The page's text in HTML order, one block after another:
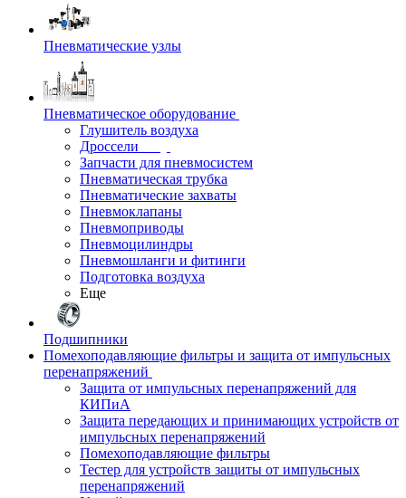
Пневматические узлы
Пневматическое оборудование
Глушитель воздуха
Дроссели
Запчасти для пневмосистем
Пневматическая трубка
Пневматические захваты
Пневмоклапаны
Пневмоприводы
Пневмоцилиндры
Пневмошланги и фитинги
Подготовка воздуха
Еще
Подшипники
Помехоподавляющие фильтры и защита от импульсных
перенапряжений
Защита от импульсных перенапряжений для
КИПиА
Защита передающих и принимающих устройств от
импульсных перенапряжений
Помехоподавляющие фильтры
Тестер для устройств защиты от импульсных
перенапряжений